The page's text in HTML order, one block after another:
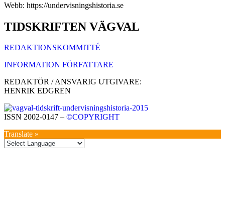
Webb: https://undervisningshistoria.se
TIDSKRIFTEN VÄGVAL
REDAKTIONSKOMMITTÉ
INFORMATION FÖRFATTARE
REDAKTÖR / ANSVARIG UTGIVARE:
HENRIK EDGREN
ISSN 2002-0147 – ©COPYRIGHT
Translate »